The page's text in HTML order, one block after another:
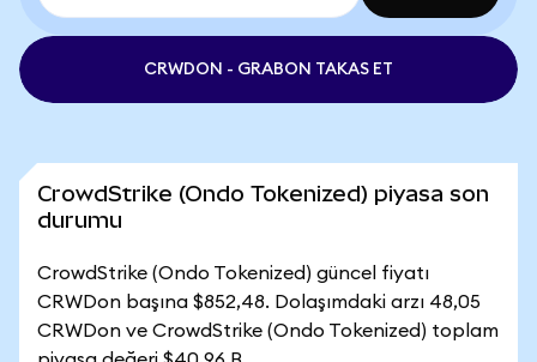
CRWDON - GRABON TAKAS ET
CrowdStrike (Ondo Tokenized) piyasa son
durumu
CrowdStrike (Ondo Tokenized) güncel fiyatı
CRWDon başına $852,48. Dolaşımdaki arzı 48,05
CRWDon ve CrowdStrike (Ondo Tokenized) toplam